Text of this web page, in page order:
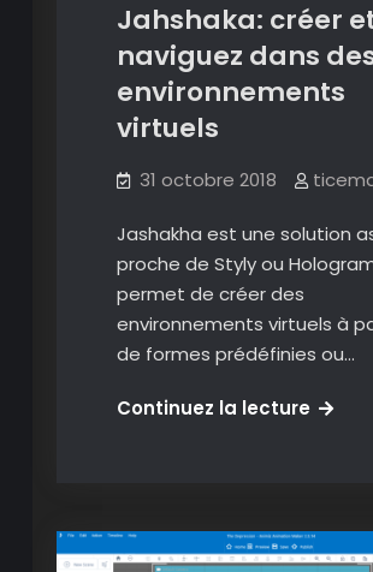
Jahshaka: créer
naviguez dans
environnements
virtuels
31 octobre 2018
Jashakha est une solution
proche de Styly ou
permet de créer des
environnements virtuels à
de formes prédéfinies ou…
Continuez la lecture
dans
des